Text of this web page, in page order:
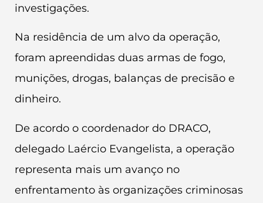
investigações.
Na residência de um alvo da operação,
foram apreendidas duas armas de fogo,
munições, drogas, balanças de precisão e
dinheiro.
De acordo o coordenador do DRACO,
delegado Laércio Evangelista, a operação
representa mais um avanço no
enfrentamento às organizações criminosas